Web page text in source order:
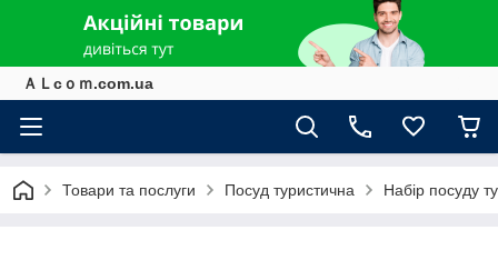
ＡＬcｏｍ.com.ua
Товари та послуги Посуд туристична Набір посуду